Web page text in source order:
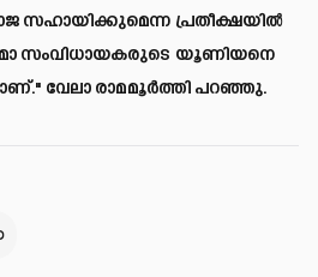
സഹായിക്കുമെന്ന പ്രതീക്ഷയിൽ
സംവിധായകരുടെ യൂണിയനെ
വേലാ രാമമൂർത്തി പറഞ്ഞു.